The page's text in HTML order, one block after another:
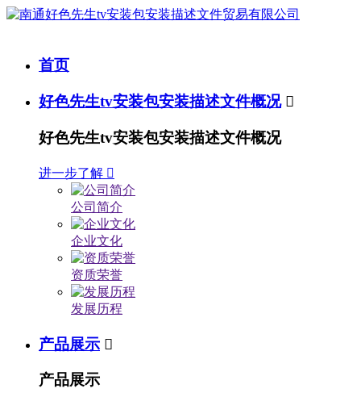
首页
好色先生tv安装包安装描述文件概况 
好色先生tv安装包安装描述文件概况
进一步了解 
公司简介
企业文化
资质荣誉
发展历程
产品展示 
产品展示